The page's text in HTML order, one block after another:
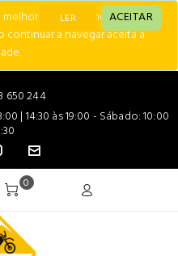
melhor desempenho e
continuar a navegar aceita a
LER ACEITAR
650 244
| 14:30 às 19:00 - Sábado: 10:00
0